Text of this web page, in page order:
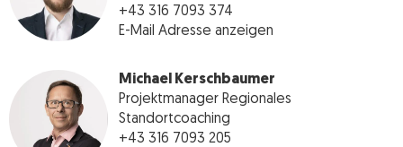
+43 316 7093 374
E-Mail Adresse anzeigen
Michael Kerschbaumer
Projektmanager Regionales
Standortcoaching
+43 316 7093 205